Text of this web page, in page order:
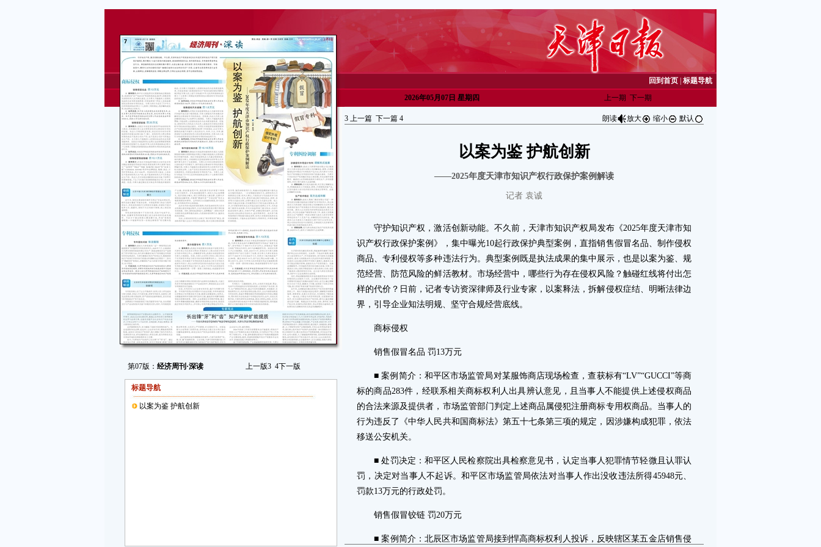
第07版： 经济周刊·深读 上一版3 4下一版
标题导航
以案为鉴 护航创新
回到首页 标题导航
2026年05月07日 星期四
上一期 下一期
3 上一篇 下一篇 4 朗读 放大 缩小 默认
以案为鉴 护航创新
——2025年度天津市知识产权行政保护案例解读
记者 袁诚
守护知识产权，激活创新动能。不久前，天津市知识产权局发布《2025年度天津市知
识产权行政保护案例》，集中曝光10起行政保护典型案例，直指销售假冒名品、制作侵权
商品、专利侵权等多种违法行为。典型案例既是执法成果的集中展示，也是以案为鉴、规
范经营、防范风险的鲜活教材。市场经营中，哪些行为存在侵权风险？触碰红线将付出怎
样的代价？日前，记者专访资深律师及行业专家，以案释法，拆解侵权症结、明晰法律边
界，引导企业知法明规、坚守合规经营底线。
商标侵权
销售假冒名品 罚13万元
■ 案例简介：和平区市场监管局对某服饰商店现场检查，查获标有“LV”“GUCCI”等商
标的商品283件，经联系相关商标权利人出具辨认意见，且当事人不能提供上述侵权商品
的合法来源及提供者，市场监管部门判定上述商品属侵犯注册商标专用权商品。当事人的
行为违反了《中华人民共和国商标法》第五十七条第三项的规定，因涉嫌构成犯罪，依法
移送公安机关。
■ 处罚决定：和平区人民检察院出具检察意见书，认定当事人犯罪情节轻微且认罪认
罚，决定对当事人不起诉。和平区市场监管局依法对当事人作出没收违法所得45948元、
罚款13万元的行政处罚。
销售假冒铰链 罚20万元
■ 案例简介：北辰区市场监管局接到悍高商标权利人投诉，反映辖区某五金店销售侵